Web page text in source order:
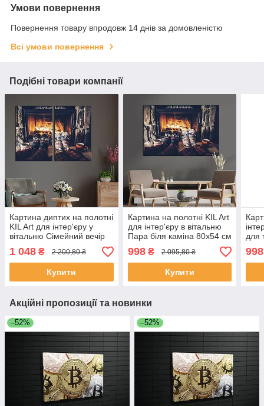
Умови повернення
Повернення товару впродовж 14 днів за домовленістю
Всі умови повернення
Подібні товари компанії
Картина диптих на полотні
KIL Art для інтер'єру у
вітальню Сімейний вечір
біля каміна 71x51 см (522-
2)
1 048 ₴ 2 200,80 ₴
Купити
Картина на полотні KIL Art
для інтер'єру в вітальню
Пара біля каміна 80x54 см
(522-1)
998₴ 2 095,80 ₴
Купити
для
998
Акційні пропозиції та новинки
–52% –52%